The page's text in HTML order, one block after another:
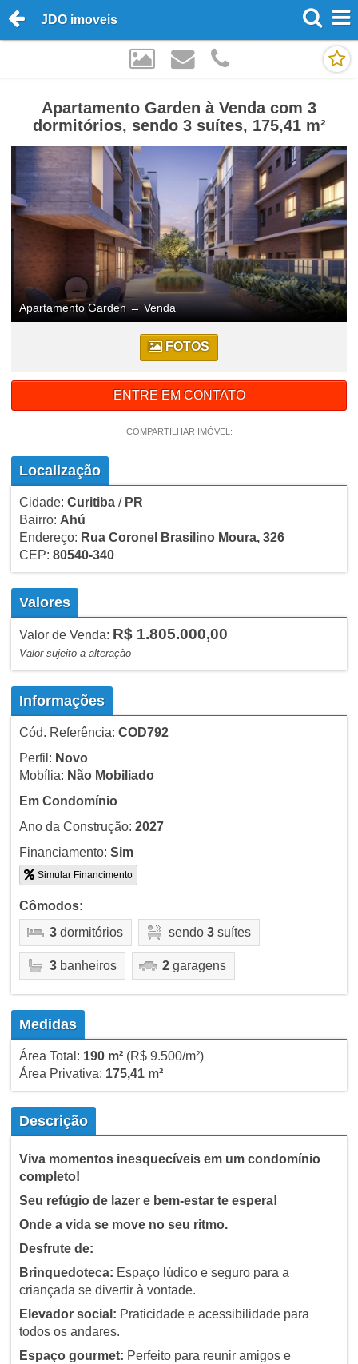
JDO imoveis
Apartamento Garden à Venda com 3
dormitórios, sendo 3 suítes, 175,41 m²
Apartamento Garden → Venda
FOTOS
ENTRE EM CONTATO
COMPARTILHAR IMÓVEL:
Localização
Cidade: Curitiba/ PR
Bairro: Ahú
Endereço: Rua Coronel Brasilino Moura, 326
CEP: 80540-340
Valores
Valor de Venda: R$ 1.805.000,00
Valor sujeito a alteração
Informações
Cód. Referência: COD792
Perfil: Novo
Mobília: Não Mobiliado
Em Condomínio
Ano da Construção: 2027
Financiamento: Sim
Simular Financimento
Cômodos:
3dormitórios sendo 3suítes
3banheiros 2garagens
Medidas
Área Total: 190 m²(R$ 9.500/m²)
Área Privativa: 175,41 m²
Descrição
Viva momentos inesquecíveis em um condomínio
completo!
Seu refúgio de lazer e bem-estar te espera!
Onde a vida se move no seu ritmo.
Desfrute de:
Brinquedoteca: Espaço lúdico e seguro para a
criançada se divertir à vontade.
Elevador social: Praticidade e acessibilidade para
todos os andares.
Espaço gourmet: Perfeito para reunir amigos e